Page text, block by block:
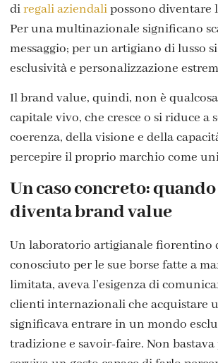
diregali aziendalipossono diventare
Per una multinazionale significano
messaggio; per un artigiano di lusso
esclusività e personalizzazione
Il brand value, quindi, non è
capitale vivo, che cresce o si riduce a
coerenza, della visione e della
percepire il proprio marchio come
Un caso concreto:
diventa brand value
Un laboratorio artigianale fiorentino
conosciuto per le sue borse fatte a
limitata, aveva l’esigenza di
clienti internazionali che acquistare
significava entrare in un mondo
tradizione e savoir-faire. Non